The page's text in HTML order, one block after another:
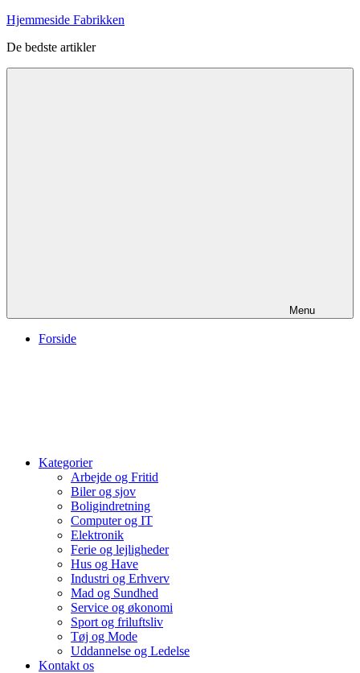
Videre
indhold
Hjemmeside Fabrikken
De bedste artikler
Menu
Forside
Kategorier
Arbejde og Fritid
Biler og sjov
Boligindretning
Computer og IT
Elektronik
Ferie og lejligheder
Hus og Have
Industri og Erhverv
Mad og Sundhed
Service og økonomi
Sport og friluftsliv
Tøj og Mode
Uddannelse og Ledelse
Kontakt os